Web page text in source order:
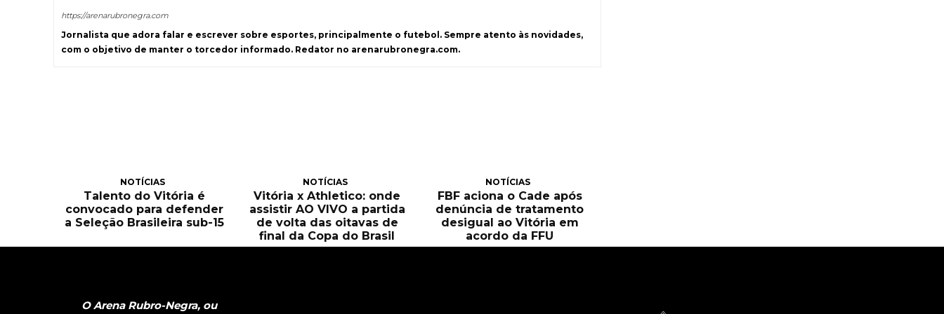
https://arenarubronegra.com
Jornalista que adora falar e escrever sobre esportes, principalmente o futebol. Sempre atento às novidades,
com o objetivo de manter o torcedor informado. Redator no arenarubronegra.com.
NOTÍCIAS
Talento do Vitória é
convocado para defender
a Seleção Brasileira sub-15
NOTÍCIAS
Vitória x Athletico: onde
assistir AO VIVO a partida
de volta das oitavas de
final da Copa do Brasil
NOTÍCIAS
FBF aciona o Cade após
denúncia de tratamento
desigual ao Vitória em
acordo da FFU
O Arena Rubro-Negra, ou